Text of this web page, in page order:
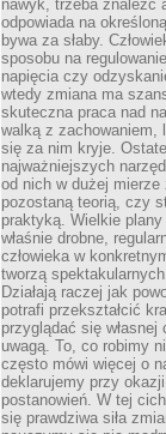
nawyk, trzeba znaleźć
odpowiada na
bywa za słaby.
sposobu na
napięcia czy
wtedy zmiana ma
skuteczna praca nad
walką z zachowaniem,
się za nim kryje.
najważniejszych
od nich w dużej
pozostaną teorią, czy
praktyką. Wielkie
właśnie drobne,
człowieka w
tworzą
Działają raczej jak
potrafi przekształcić
przyglądać się
uwagą. To, co robimy
często mówi więcej o
deklarujemy przy
postanowień. W tej
się prawdziwa siła